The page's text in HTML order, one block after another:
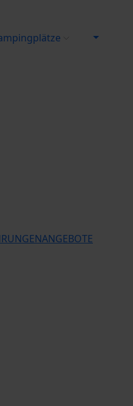
ANGEBOTE